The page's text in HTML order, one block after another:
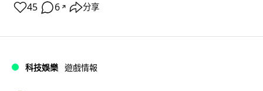
45 6 ↗ 分享
科技娛樂 遊戲情報